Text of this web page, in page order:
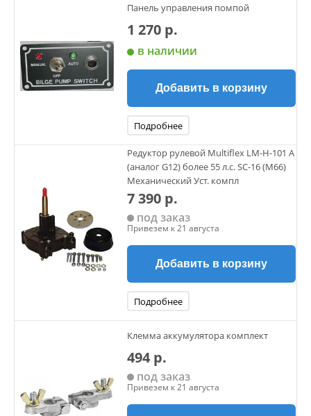
Панель управления помпой
1 270 р.
в наличии
Добавить в корзину
Подробнее
Редуктор рулевой Multiflex LM-H-101 A
(аналог G12) более 55 л.с. SC-16 (M66)
Механический Уст. компл
7 390 р.
под заказ
Привезем к 21 августа
Добавить в корзину
Подробнее
Клемма аккумулятора комплект
494 р.
под заказ
Привезем к 21 августа